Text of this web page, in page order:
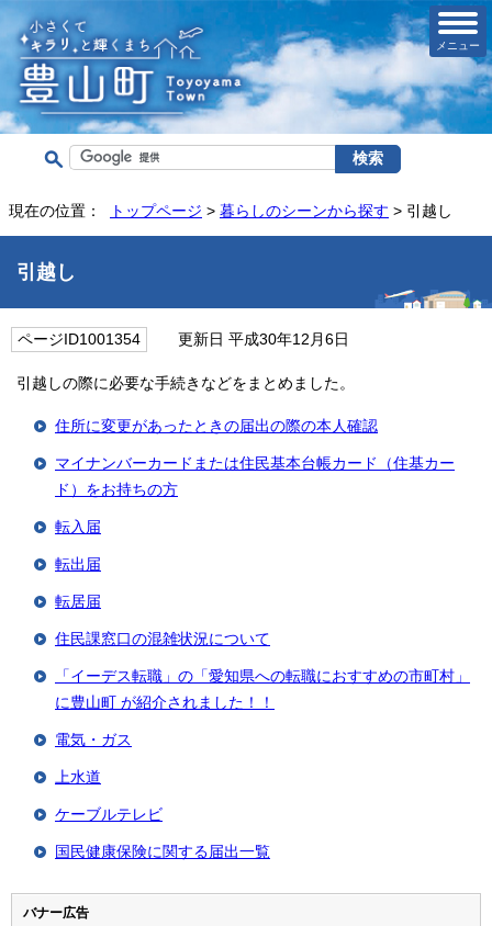
メニュー
現在の位置： トップページ > 暮らしのシーンから探す > 引越し
引越し
ページID1001354 更新日 平成30年12月6日
引越しの際に必要な手続きなどをまとめました。
住所に変更があったときの届出の際の本人確認
マイナンバーカードまたは住民基本台帳カード（住基カー
ド）をお持ちの方
転入届
転出届
転居届
住民課窓口の混雑状況について
「イーデス転職」の「愛知県への転職におすすめの市町村」
に豊山町 が紹介されました！！
電気・ガス
上水道
ケーブルテレビ
国民健康保険に関する届出一覧
バナー広告